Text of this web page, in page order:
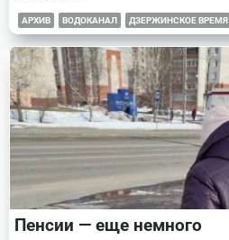
АРХИВ ВОДОКАНАЛ ДЗЕРЖИНСКОЕ ВРЕМЯ
Пенсии — еще немного